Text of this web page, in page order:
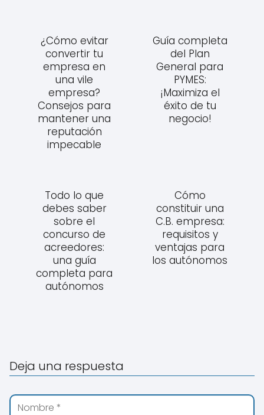
¿Cómo evitar
convertir tu
empresa en
una vile
empresa?
Consejos para
mantener una
reputación
impecable
Guía completa
del Plan
General para
PYMES:
¡Maximiza el
éxito de tu
negocio!
Todo lo que
debes saber
sobre el
concurso de
acreedores:
una guía
completa para
autónomos
Cómo
constituir una
C.B. empresa:
requisitos y
ventajas para
los autónomos
Deja una respuesta